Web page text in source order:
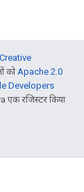
Creative
कोApache 2.0
Developers
रजिस्टर किया